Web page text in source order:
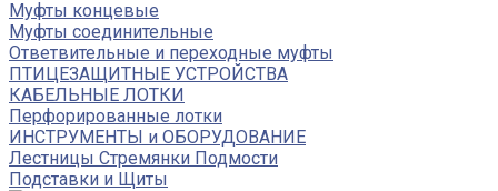
Муфты концевые
Муфты соединительные
Ответвительные и переходные муфты
ПТИЦЕЗАЩИТНЫЕ УСТРОЙСТВА
КАБЕЛЬНЫЕ ЛОТКИ
Перфорированные лотки
ИНСТРУМЕНТЫ и ОБОРУДОВАНИЕ
Лестницы Стремянки Подмости
Подставки и Щиты